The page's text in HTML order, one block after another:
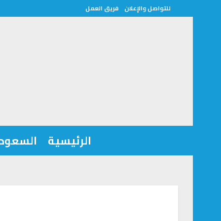
للتواصل والإعلان فريق العمل
الرئيسية